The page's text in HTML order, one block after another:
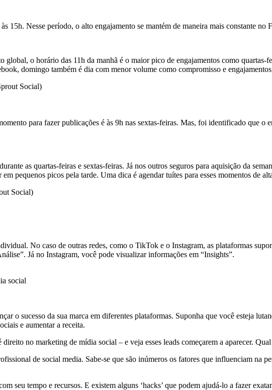
15h. Nesse período, o alto engajamento se mantém de maneira mais constante no
o horário das 11h da manhã é o maior pico de engajamentos como quartas-
domingo também é dia com menor volume como compromisso e
Social)
para fazer publicações é às 9h nas sextas-feiras. Mas, foi identificado que o
as quartas-feiras e sextas-feiras. Já nos outros seguros para aquisição da
pequenos picos pela tarde. Uma dica é agendar tuítes para esses momentos de
Social)
No caso de outras redes, como o TikTok e o Instagram, as plataformas
Já no Instagram, você pode visualizar informações em “Insights”.
social
o sucesso da sua marca em diferentes plataformas. Suponha que você esteja
e aumentar a receita.
no marketing de mídia social – e veja esses leads começarem a aparecer.
de social media. Sabe-se que são inúmeros os fatores que influenciam na
seu tempo e recursos. E existem alguns ‘hacks’ que podem ajudá-lo a fazer